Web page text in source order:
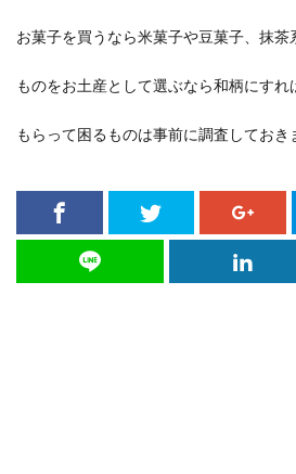
お菓子を買うなら米菓子や豆菓子、抹茶
ものをお土産として選ぶなら和柄にすれ
もらって困るものは事前に調査しておき